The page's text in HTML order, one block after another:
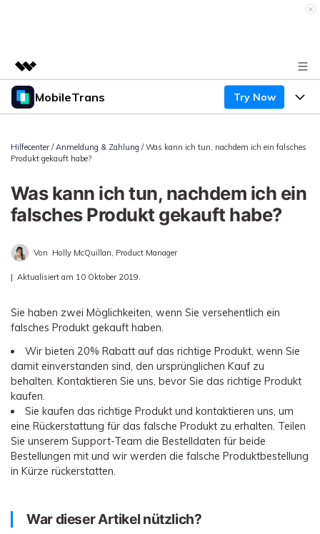
Top-Produkte
Dienstprogramme
Überblick
Presseraum
Shop
Support
MobileTrans Try Now
Desktop
Mobile
Funktionen
Ressourcen
Handy-Backup & Wiederherstellung
Übertragung anderer Apps
WEITERE THEMEN ERKUNDEN
Preise
Preise für Windows
Preise für die App
Geschäftsplan
Bildungsplan
Lernen & Unterstützung
Wettbewerbe & Events
Hilfe erhalten
Suche
Herunterladen
Hilfecenter/Anmeldung & Zahlung / Was kann ich tun, nachdem ich ein falsches
Produkt gekauft habe?
Was kann ich tun, nachdem ich ein
falsches Produkt gekauft habe?
Von Holly McQuillan, Product Manager
| Aktualisiert am 10 Oktober 2019.
Sie haben zwei Möglichkeiten, wenn Sie versehentlich ein
falsches Produkt gekauft haben.
Wir bieten 20% Rabatt auf das richtige Produkt, wenn Sie
damit einverstanden sind, den ursprünglichen Kauf zu
behalten. Kontaktieren Sie uns, bevor Sie das richtige Produkt
kaufen.
Sie kaufen das richtige Produkt und kontaktieren uns, um
eine Rückerstattung für das falsche Produkt zu erhalten. Teilen
Sie unserem Support-Team die Bestelldaten für beide
Bestellungen mit und wir werden die falsche Produktbestellung
in Kürze rückerstatten.
War dieser Artikel nützlich?